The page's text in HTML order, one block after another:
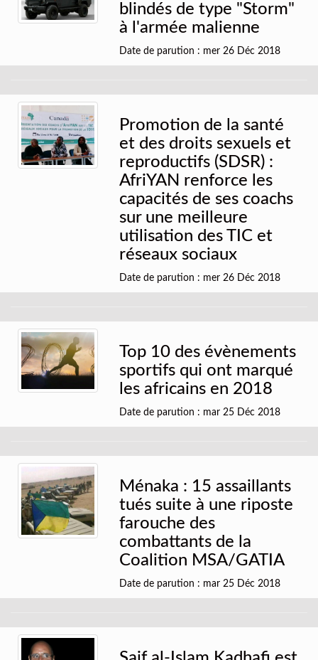
blindés de type "Storm"
à l'armée malienne
Date de parution : mer 26 Déc 2018
Promotion de la santé
et des droits sexuels et
reproductifs (SDSR) :
AfriYAN renforce les
capacités de ses coachs
sur une meilleure
utilisation des TIC et
réseaux sociaux
Date de parution : mer 26 Déc 2018
Top 10 des évènements
sportifs qui ont marqué
les africains en 2018
Date de parution : mar 25 Déc 2018
Ménaka : 15 assaillants
tués suite à une riposte
farouche des
combattants de la
Coalition MSA/GATIA
Date de parution : mar 25 Déc 2018